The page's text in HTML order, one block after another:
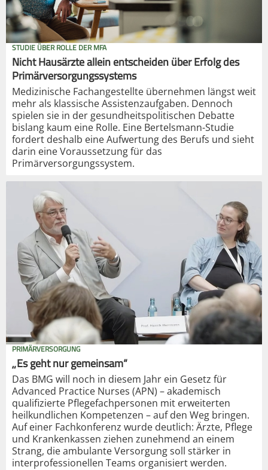
STUDIE ÜBER ROLLE DER MFA
Nicht Hausärzte allein entscheiden über Erfolg des
Primärversorgungssystems
Medizinische Fachangestellte übernehmen längst weit
mehr als klassische Assistenzaufgaben. Dennoch
spielen sie in der gesundheitspolitischen Debatte
bislang kaum eine Rolle. Eine Bertelsmann-Studie
fordert deshalb eine Aufwertung des Berufs und sieht
darin eine Voraussetzung für das
Primärversorgungssystem.
PRIMÄRVERSORGUNG
„Es geht nur gemeinsam“
Das BMG will noch in diesem Jahr ein Gesetz für
Advanced Practice Nurses (APN) – akademisch
qualifizierte Pflegefachpersonen mit erweiterten
heilkundlichen Kompetenzen – auf den Weg bringen.
Auf einer Fachkonferenz wurde deutlich: Ärzte, Pflege
und Krankenkassen ziehen zunehmend an einem
Strang, die ambulante Versorgung soll stärker in
interprofessionellen Teams organisiert werden.